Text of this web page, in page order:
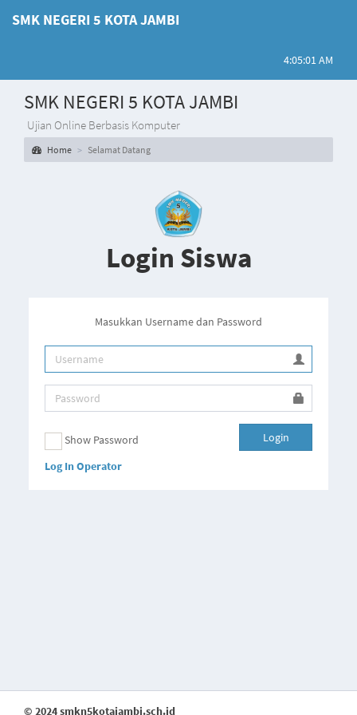
SMK NEGERI 5 KOTA JAMBI
4:05:01 AM
SMK NEGERI 5 KOTA JAMBI
Ujian Online Berbasis Komputer
Home Selamat Datang
Login Siswa
Masukkan Username dan Password
Show Password
Log In Operator
Login
© 2024 smkn5kotajambi.sch.id